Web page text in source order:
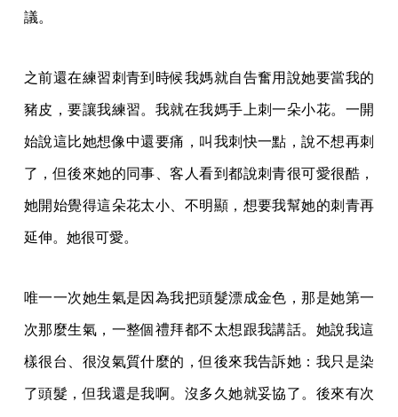
議。
之前還在練習刺青到時候我媽就自告奮用說她要當我的
豬皮，要讓我練習。我就在我媽手上刺一朵小花。一開
始說這比她想像中還要痛，叫我刺快一點，說不想再刺
了，但後來她的同事、客人看到都說刺青很可愛很酷，
她開始覺得這朵花太小、不明顯，想要我幫她的刺青再
延伸。她很可愛。
唯一一次她生氣是因為我把頭髮漂成金色，那是她第一
次那麼生氣，一整個禮拜都不太想跟我講話。她說我這
樣很台、很沒氣質什麼的，但後來我告訴她：我只是染
了頭髮，但我還是我啊。沒多久她就妥協了。後來有次